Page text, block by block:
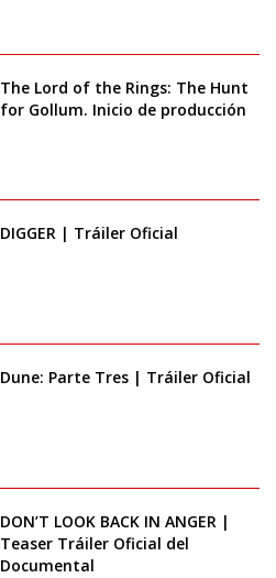
The Lord of the Rings: The Hunt
for Gollum. Inicio de producción
DIGGER | Tráiler Oficial
Dune: Parte Tres | Tráiler Oficial
DON’T LOOK BACK IN ANGER |
Teaser Tráiler Oficial del
Documental